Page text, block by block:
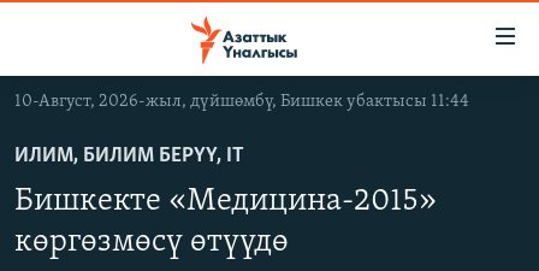
Навигацияга
өтүңүз
салыңыз
КЫРГЫЗСТАН
КЫРГЫЗСТАН
САЯСАТ
ДҮЙНӨ
ДҮЙНӨ
УКРАИНА
10-Август, 2026-жыл, дүйшөмбү, Бишкек убактысы 11:44
ИЛИМ, БИЛИМ БЕРҮҮ, IT
Бишкекте «Медицина-2015»
көргөзмөсү өтүүдө